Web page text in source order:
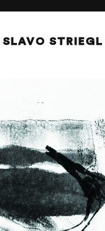
SLAVO STRIEGL